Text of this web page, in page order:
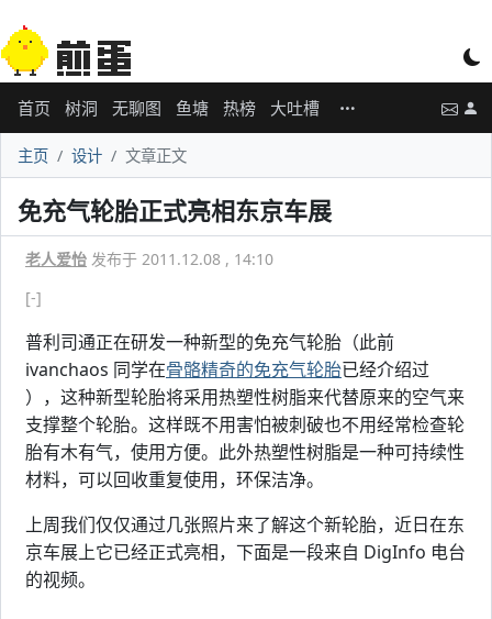
首页 树洞 无聊图 鱼塘 热榜 大吐槽
主页 设计 文章正文
免充气轮胎正式亮相东京车展
老人爱怡 发布于 2011.12.08 , 14:10
[-]
普利司通正在研发一种新型的免充气轮胎（此前
ivanchaos 同学在骨骼精奇的免充气轮胎已经介绍过
），这种新型轮胎将采用热塑性树脂来代替原来的空气来
支撑整个轮胎。这样既不用害怕被刺破也不用经常检查轮
胎有木有气，使用方便。此外热塑性树脂是一种可持续性
材料，可以回收重复使用，环保洁净。
上周我们仅仅通过几张照片来了解这个新轮胎，近日在东
京车展上它已经正式亮相，下面是一段来自 DigInfo 电台
的视频。